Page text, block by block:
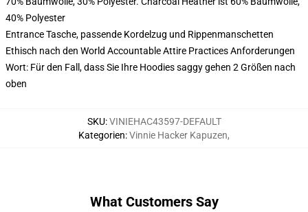
40% Polyester
Entrance Tasche, passende Kordelzug und Rippenmanschetten
Ethisch nach den World Accountable Attire Practices Anforderungen
Wort: Für den Fall, dass Sie Ihre Hoodies saggy gehen 2 Größen nach
oben
SKU:VINIEHAC43597-DEFAULT
Kategorien:Vinnie Hacker Kapuzen,
What Customers Say